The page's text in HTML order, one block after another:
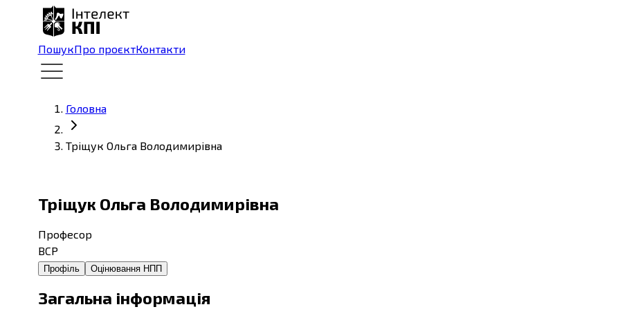
ПошукПро проєктКонтакти
Головна
Тріщук Ольга Володимирівна
Тріщук Ольга Володимирівна
Професор
ВСР
Профіль Оцінювання НПП
Загальна інформація